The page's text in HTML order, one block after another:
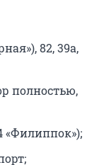
82, 39а,
полностью,
«Филиппок»);